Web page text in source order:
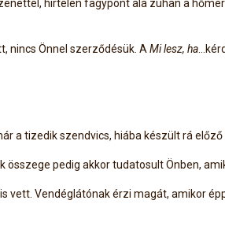
hirtelen fagypont alá zuhan a
nincs Önnel szerződésük. AMi lesz, ha
a tizedik szendvics, hiába készült rá előző
pedig akkor tudatosult Önben,
Vendéglátónak érzi magát, amikor